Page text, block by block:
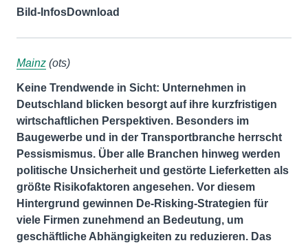
Bild-InfosDownload
Mainz (ots)
Keine Trendwende in Sicht: Unternehmen in
Deutschland blicken besorgt auf ihre kurzfristigen
wirtschaftlichen Perspektiven. Besonders im
Baugewerbe und in der Transportbranche herrscht
Pessismismus. Über alle Branchen hinweg werden
politische Unsicherheit und gestörte Lieferketten als
größte Risikofaktoren angesehen. Vor diesem
Hintergrund gewinnen De-Risking-Strategien für
viele Firmen zunehmend an Bedeutung, um
geschäftliche Abhängigkeiten zu reduzieren. Das